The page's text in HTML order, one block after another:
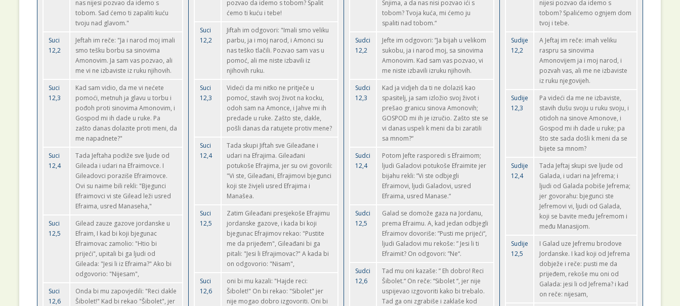
nas nijesi pozvao da idemo s
tobom. Sad ćemo ti zapaliti kuću
tvoju nad glavom."
Suci
12,2
Jeftah im reče: "Ja i narod moj imali
smo tešku borbu sa sinovima
Amonovim. Ja sam vas pozvao, ali
me vi ne izbaviste iz ruku njihovih.
Suci
12,3
Kad sam vidio, da me vi nećete
pomoći, metnuh ja glavu u torbu i
pođoh proti sinovima Amonovim, i
Gospod mi ih dade u ruke. Pa
zašto danas dolazite proti meni, da
me napadnete?"
Suci
12,4
Tada Jeftaha podiže sve ljude od
Gileada i udari na Efraimovce. I
Gileadovci poraziše Efraimovce.
Ovi su naime bili rekli: "Bjegunci
Efraimovci vi ste Gilead leži usred
Efraima, usred Manaseha,"
Suci
12,5
Gilead zauze gazove jordanske u
Efraim, I kad bi koji bjegunac
Efraimovac zamolio: "Htio bi
prijeći", upitali bi ga ljudi od
Gileada: "Jesi li iz Efraima?" Ako bi
odgovorio: "Nijesam",
Suci
12,6
Onda bi mu zapovjedili: "Reci dakle
Šibolet!" Kad bi rekao "Šibolet", jer
pozvao da idemo s tobom? Spalit
ćemo ti kuću i tebe!
Suci
12,2
Jiftah im odgovori: "Imali smo veliku
parbu, ja i moj narod, i Amonci su
nas teško tlačili. Pozvao sam vas u
pomoć, ali me niste izbavili iz
njihovih ruku.
Suci
12,3
Videći da mi nitko ne pritječe u
pomoć, stavih svoj život na kocku,
odoh sam na Amonce, i Jahve mi ih
predade u ruke. Zašto ste, dakle,
pošli danas da ratujete protiv mene?
Suci
12,4
Tada skupi Jiftah sve Gileađane i
udari na Efrajima. Gileađani
potukoše Efrajima, jer su ovi govorili:
"Vi ste, Gileađani, Efrajimovi bjegunci
koji ste živjeli usred Efrajima i
Manašea.
Suci
12,5
Zatim Gileađani presjekoše Efrajimu
jordanske gazove, i kada bi koji
bjegunac Efrajimov rekao: "Pustite
me da prijeđem", Gileađani bi ga
pitali: "Jesi li Efrajimovac?" A kada bi
on odgovorio: "Nisam",
Suci
12,6
oni bi mu kazali: "Hajde reci:
Šibolet!" On bi rekao: "Sibolet" jer
nije mogao dobro izgovoriti. Oni bi
Snjima, a da nas nisi pozvao ići s
tobom? Tvoja kuća, mi ćemo ju
spaliti nad tobom.“
Sudci
12,2
Jefte im odgovori: ”Ja bijah u velikom
sukobu, ja i narod moj, sa sinovima
Amonovim. Kad sam vas pozvao, vi
me niste izbavili izruku njihovih.
Sudci
12,3
Kad ja vidjeh da ti ne dolaziš kao
spasitelj, ja sam izložio svoj život i
prešao granicu sinova Amonovih;
GOSPOD mi ih je izručio. Zašto ste se
vi danas uspeli k meni da bi zaratili
sa mnom?“
Sudci
12,4
Potom Jefte rasporedi s Efraimom;
ljudi Galadovi potukoše Efraimite jer
bijahu rekli: ”Vi ste odbjegli
Efraimovi, ljudi Galadovi, usred
Efraima, usred Manase.“
Sudci
12,5
Galad se domože gaza na Jordanu,
prema Efraimu. A, kad jedan odbjegli
Efraimov dovoriše: ”Pusti me prijeći“,
ljudi Galadovi mu rekoše: ” Jesi li ti
Efraimit? On odgovori: ”Ne“.
Sudci
12,6
Tad mu oni kazaše: ” Eh dobro! Reci
Šibolet.“ On reče: “Sibolet “, jer nije
uspijevao izgovoriti kako bi trebalo.
Tad ga oni zgrabiše i zaklaše kod
nijesi pozvao da idemo s
tobom? Spalićemo ognjem dom
tvoj i tebe.
Sudije
12,2
A Jeftaj im reče: imah veliku
raspru sa sinovima
Amonovijem ja i moj narod, i
pozvah vas, ali me ne izbaviste
iz ruku njegovijeh.
Sudije
12,3
Pa videći da me ne izbaviste,
stavih dušu svoju u ruku svoju, i
otidoh na sinove Amonove, i
Gospod mi ih dade u ruke; pa
što ste sada došli k meni da se
bijete sa mnom?
Sudije
12,4
Tada Jeftaj skupi sve ljude od
Galada, i udari na Jefrema; i
ljudi od Galada pobiše Jefrema;
jer govorahu: bjegunci ste
Jefremovi vi, ljudi od Galada,
koji se bavite među Jefremom i
među Manasijom.
Sudije
12,5
I Galad uze Jefremu brodove
Jordanske. I kad koji od Jefrema
dobježe i reče: pusti me da
prijeđem, rekoše mu oni od
Galada: jesi li od Jefrema? i kad
on reče: nijesam,